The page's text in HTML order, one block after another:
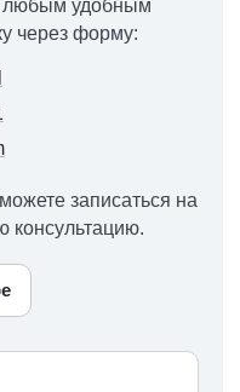
любым удобным
через форму:
записаться на
консультацию.